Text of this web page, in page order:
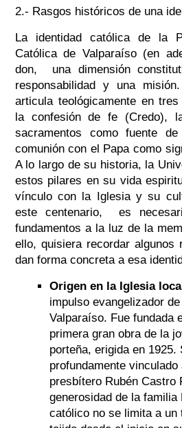
2.- Rasgos históricos de una
La identidad católica de la
Católica de Valparaíso (en
don, una dimensión
responsabilidad y una
articula teológicamente en
la confesión de fe (Credo),
sacramentos como fuente
comunión con el Papa como
A lo largo de su historia, la
estos pilares en su vida
vínculo con la Iglesia y su
este centenario, es
fundamentos a la luz de la
ello, quisiera recordar algunos
dan forma concreta a esa
Origen en la Iglesia
impulso evangelizador
Valparaíso. Fue fundada
primera gran obra de la
porteña, erigida en 1925.
profundamente
presbítero Rubén Castro
generosidad de la
católico no se limita a